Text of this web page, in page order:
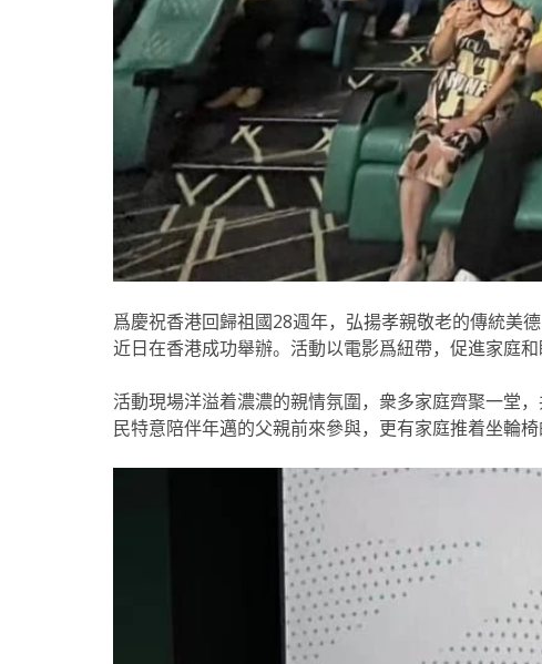
爲慶祝香港回歸祖國28週年，弘揚孝親敬老的傳統美
近日在香港成功舉辦。活動以電影爲紐帶，促進家庭
活動現場洋溢着濃濃的親情氛圍，衆多家庭齊聚一堂
民特意陪伴年邁的父親前來參與，更有家庭推着坐輪